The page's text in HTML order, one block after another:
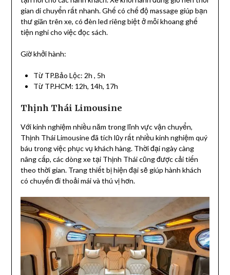
gian di chuyển rất nhanh. Ghế có chế độ massage giúp bạn
thư giãn trên xe, có đèn led riêng biệt ở mỗi khoang ghế
tiện nghi cho việc đọc sách.
Giờ khởi hành:
Từ TP.Bảo Lộc: 2h , 5h
Từ TP.HCM: 12h, 14h, 17h
Thịnh Thái Limousine
Với kinh nghiệm nhiều năm trong lĩnh vực vận chuyển,
Thịnh Thái Limousine đã tích lũy rất nhiều kinh nghiệm quý
báu trong việc phục vụ khách hàng. Thời đại ngày càng
nâng cấp, các dòng xe tại Thịnh Thái cũng được cải tiến
theo thời gian. Trang thiết bị hiện đại sẽ giúp hành khách
có chuyến đi thoải mái và thú vị hơn.